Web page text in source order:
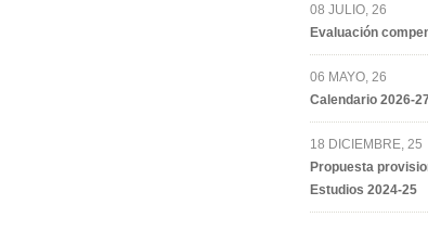
08 JULIO, 26
Evaluación
06 MAYO, 26
Calendario 2026-27
18 DICIEMBRE, 25
Propuesta
Estudios 2024-25